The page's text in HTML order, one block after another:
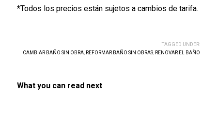
*Todos los precios están sujetos a cambios de tarifa.
TAGGED UNDER:
CAMBIAR BAÑO SIN OBRA REFORMAR BAÑO SIN OBRAS RENOVAR EL BAÑO
What you can read next